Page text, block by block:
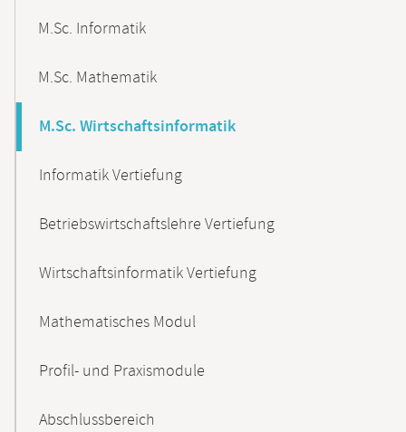
M.Sc. Informatik
M.Sc. Mathematik
M.Sc. Wirtschaftsinformatik
Informatik Vertiefung
Betriebswirtschaftslehre Vertiefung
Wirtschaftsinformatik Vertiefung
Mathematisches Modul
Profil- und Praxismodule
Abschlussbereich